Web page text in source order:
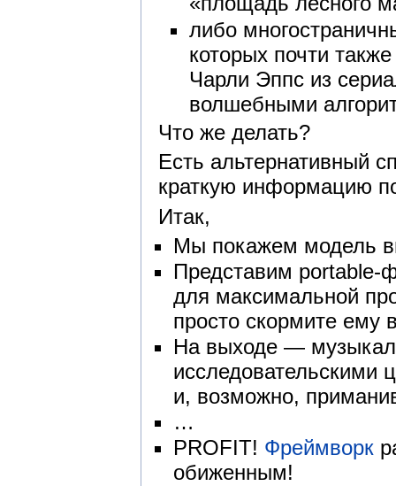
либо
которых почти
Чарли Эппс из
волшебными
Что же делать?
Есть альтернативный
краткую информацию
Итак,
Мы покажем модель
Представим portable-
для максимальной
просто скормите ему
На выходе —
исследовательскими
и, возможно,
…
PROFIT! Фреймворк
обиженным!